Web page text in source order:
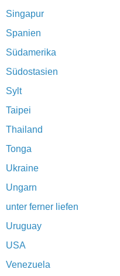
Singapur
Spanien
Südamerika
Südostasien
Sylt
Taipei
Thailand
Tonga
Ukraine
Ungarn
unter ferner liefen
Uruguay
USA
Venezuela